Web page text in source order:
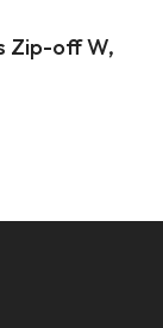
Zip-off W,